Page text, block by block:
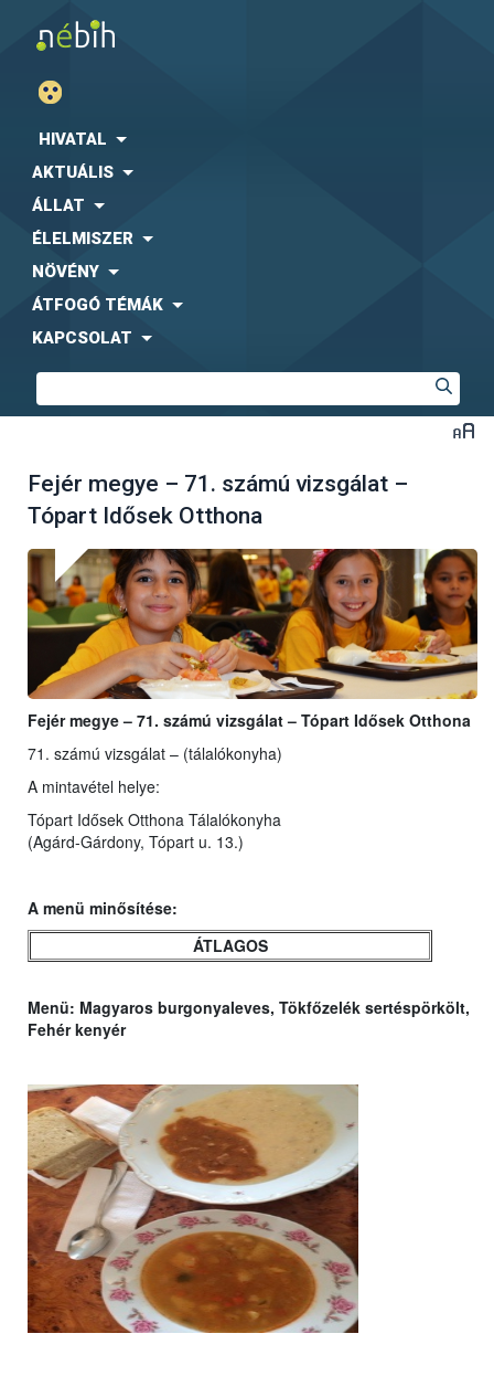
HIVATAL
AKTUÁLIS
ÁLLAT
ÉLELMISZER
NÖVÉNY
ÁTFOGÓ TÉMÁK
KAPCSOLAT
Fejér megye – 71. számú vizsgálat –
Tópart Idősek Otthona
Fejér megye – 71. számú vizsgálat – Tópart Idősek Otthona
71. számú vizsgálat – (tálalókonyha)
A mintavétel helye:
Tópart Idősek Otthona Tálalókonyha
(Agárd-Gárdony, Tópart u. 13.)
A menü minősítése:
ÁTLAGOS
Menü: Magyaros burgonyaleves, Tökfőzelék sertéspörkölt,
Fehér kenyér